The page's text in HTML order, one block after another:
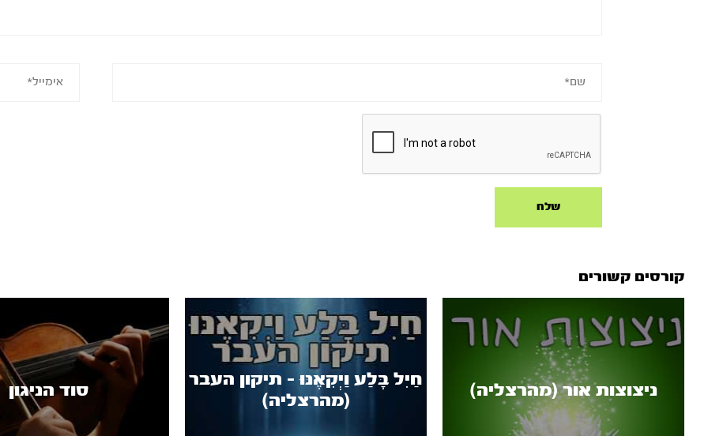
קורסים קשורים
ניצוצות אור (מהרצליה)
חַיִל בָּלַע וַיְקִאֶנּוּ – תיקון העבר
(מהרצליה)
סוד הניגון